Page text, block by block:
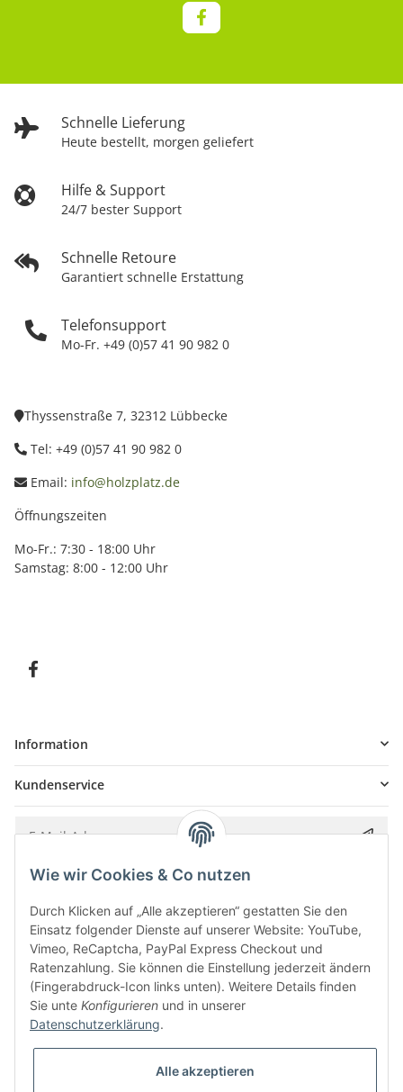
Schnelle Lieferung
Heute bestellt, morgen geliefert
Hilfe & Support
24/7 bester Support
Schnelle Retoure
Garantiert schnelle Erstattung
Telefonsupport
Mo-Fr. +49 (0)57 41 90 982 0
Thyssenstraße 7, 32312 Lübbecke
Tel: +49 (0)57 41 90 982 0
Email: info@holzplatz.de
Öffnungszeiten
Mo-Fr.: 7:30 - 18:00 Uhr
Samstag: 8:00 - 12:00 Uhr
Information
Kundenservice
Bitte senden Sie mir entsprechend IhrerDatenschutzerklärung
* Alle Preise inkl. gesetzlicher USt., zzgl.
Wie wir Cookies & Co nutzen
Durch Klicken auf „Alle akzeptieren“ gestatten Sie den
Einsatz folgender Dienste auf unserer Website: YouTube,
Vimeo, ReCaptcha, PayPal Express Checkout und
Ratenzahlung. Sie können die Einstellung jederzeit ändern
(Fingerabdruck-Icon links unten). Weitere Details finden
Sie unte Konfigurieren und in unserer
Datenschutzerklärung.
Alle akzeptieren